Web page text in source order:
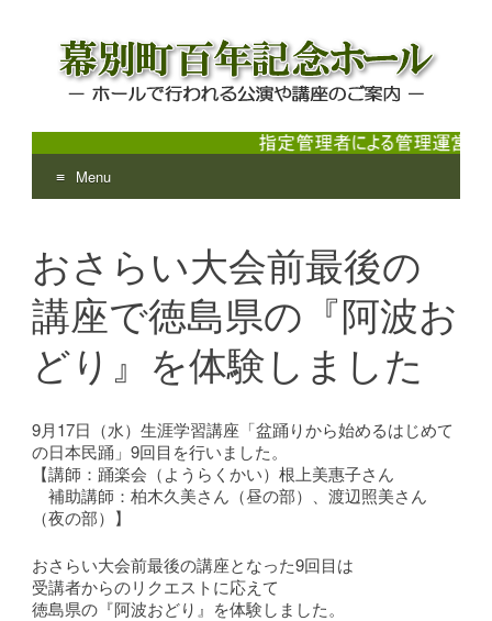
幕別町百年記念ホール
ホールで行われる公演や講座のご案内
Menu
content
おさらい大会前最後の
講座で徳島県の『阿波お
どり』を体験しました
9月17日（水）生涯学習講座「盆踊りから始めるはじめて
の日本民踊」9回目を行いました。
【講師：踊楽会（ようらくかい）根上美惠子さん
補助講師：柏木久美さん（昼の部）、渡辺照美さん
（夜の部）】
おさらい大会前最後の講座となった9回目は
受講者からのリクエストに応えて
徳島県の『阿波おどり』を体験しました。